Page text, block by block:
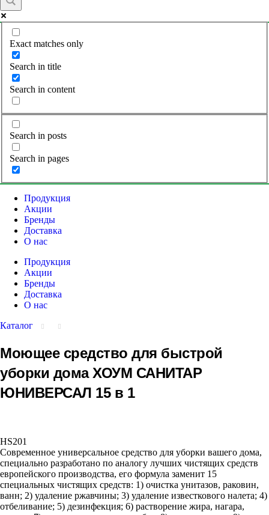
Exact matches only
Search in title
Search in content
Search in posts
Search in pages
Продукция
Акции
Бренды
Доставка
О нас
Продукция
Акции
Бренды
Доставка
О нас
Каталог
Моющее средство для быстрой
уборки дома ХОУМ САНИТАР
ЮНИВЕРСАЛ 15 в 1
HS201
Современное универсальное средство для уборки вашего дома,
специально разработано по аналогу лучших чистящих средств
европейского производства, его формула заменит 15
специальных чистящих средств: 1) очистка унитазов, раковин,
ванн; 2) удаление ржавчины; 3) удаление известкового налета; 4)
отбеливание; 5) дезинфекция; 6) растворение жира, нагара,